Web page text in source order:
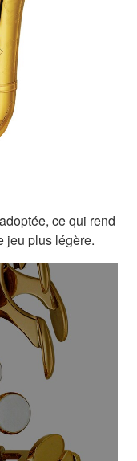
ce qui rend
jeu plus légère.